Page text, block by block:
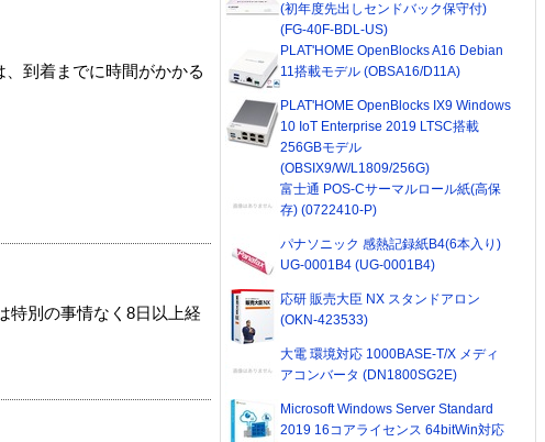
到着までに時間がかかる
特別の事情なく8日以上経
(初年度先出しセンドバック保守付)
(FG-40F-BDL-US)
PLAT'HOME OpenBlocks A16 Debian
11搭載モデル (OBSA16/D11A)
PLAT'HOME OpenBlocks IX9 Windows
10 IoT Enterprise 2019 LTSC搭載
256GBモデル
(OBSIX9/W/L1809/256G)
富士通 POS-Cサーマルロール紙(高保
存) (0722410-P)
パナソニック 感熱記録紙B4(6本入り)
UG-0001B4 (UG-0001B4)
応研 販売大臣 NX スタンドアロン
(OKN-423533)
大電 環境対応 1000BASE-T/X メディ
アコンバータ (DN1800SG2E)
Microsoft Windows Server Standard
2019 16コアライセンス 64bitWin対応